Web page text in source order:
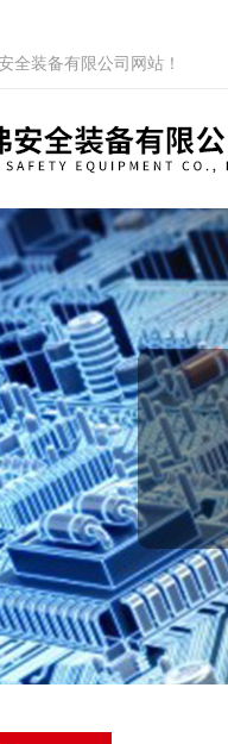
全装备有限公司网站！